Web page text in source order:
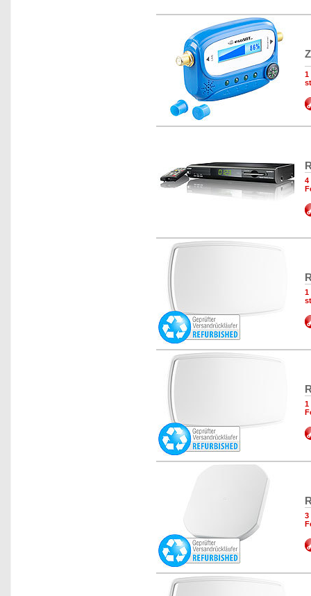
1
4
1
1
3